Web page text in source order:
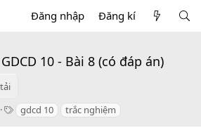
Đăng nhập Đăng kí
10 - Bài 8 (có đáp án)
T gdcd 10 trắc nghiệm